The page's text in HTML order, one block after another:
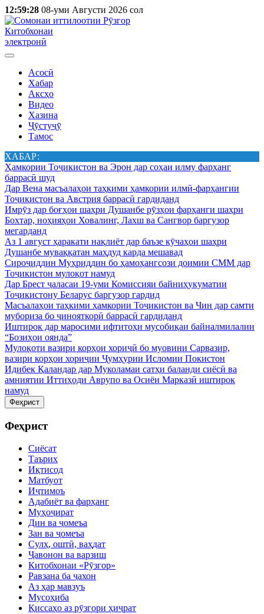
12:59:28 08-уми Августи 2026 сол
Китобхонаи
электронӣ
Асосӣ
Хабар
Аксҳо
Видео
Хазина
Ҷӯстуҷӯ
Тамос
ХАБАР:
Ҳамкории Тоҷикистон ва Эрон дар соҳаи илму фарҳанг
баррасӣ шуд
Дар Вена масъалаҳои таҳкими ҳамкории илмӣ-фарҳангии
Тоҷикистон ва Австрия баррасӣ гардиданд
Имрӯз дар боғҳои шаҳри Душанбе рӯзҳои фарҳанги шаҳри
Бохтар, ноҳияҳои Ховалинг, Лахш ва Сангвор баргузор
мегарданд
Аз 1 август ҳаракати нақлиёт дар баъзе кӯчаҳои шаҳри
Душанбе муваққатан маҳдуд карда мешавад
Сироҷиддин Муҳриддин бо ҳамоҳангсози доимии СММ дар
Тоҷикистон мулоқот намуд
Дар Брест ҷаласаи 19-уми Комиссияи байниҳукуматии
Тоҷикистону Беларус баргузор гардид
Масъалаҳои таҳкими ҳамкории Тоҷикистон ва Чин дар самти
мубориза бо ҷинояткорӣ баррасӣ гардиданд
Иштирок дар маросими ифтитоҳи мусобиқаи байналмилалии
“Бозиҳои оянда”
Мулоқоти вазири корҳои хориҷӣ бо муовини Сарвазир,
вазири корҳои хориҷии Ҷумҳурии Исломии Покистон
Идибек Қаландар дар Муколамаи сатҳи баланди сиёсӣ ва
амниятии Иттиҳоди Аврупо ва Осиёи Марказӣ иштирок
намуд
Феҳрист
Феҳрист
Сиёсат
Таърих
Иқтисод
Матбуот
Иҷтимоъ
Адабиёт ва фарҳанг
Муҳоҷират
Дин ва ҷомеъа
Зан ва ҷомеъа
Сулҳ, оштӣ, ваҳдат
Ҷавонон ва варзиш
Китобхонаи «Рӯзгор»
Равзана ба ҷахон
Аз ҳар мавзуъ
Мусоҳиба
Қиссаҳо аз рӯзгори ҳиҷрат